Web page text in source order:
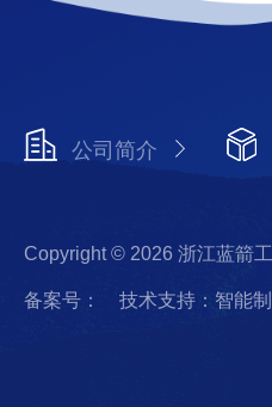
公司简介
Copyright © 2026 浙江蓝箭
备案号： 技术支持：智能